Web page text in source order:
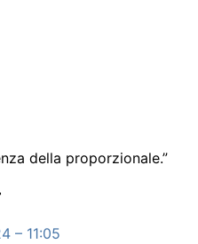
della proporzionale.”
– 11:05